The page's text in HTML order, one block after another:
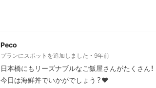
Peco
プランにスポットを追加しました 9年前
日本橋にもリーズナブルなご飯屋さんがたくさん！
今日は海鮮丼でいかがでしょう？❤️